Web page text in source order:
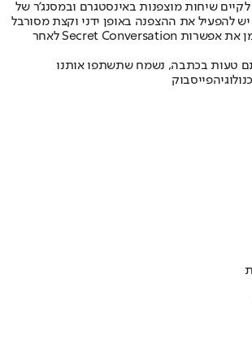
לקיים שיחות מוצפנות באינסטגרם ובמסנג'ר של
להפעיל את ההצפנה באופן ידני וקצת מסורבל
(במסנג'ר, למשל, יש לסמן את אפשרות Secret Conversation לאחר
טעות בכתבה, נשמח שתשתפו אותנו
פייסבוק